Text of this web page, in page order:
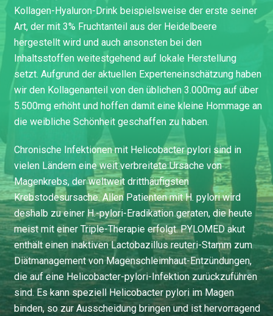
Kollagen-Hyaluron-Drink beispielsweise der erste seiner
Art, der mit 3% Fruchtanteil aus der Heidelbeere
hergestellt wird und auch ansonsten bei den
Inhaltsstoffen weitestgehend auf lokale Herstellung
setzt. Aufgrund der aktuellen Experteneinschätzung haben
wir den Kollagenanteil von den üblichen 3.000mg auf über
5.500mg erhöht und hoffen damit eine kleine Hommage an
die weibliche Schönheit geschaffen zu haben.
Chronische Infektionen mit Helicobacter pylori sind in
vielen Ländern eine weit verbreitete Ursache von
Magenkrebs, der weltweit dritthäufigsten
Krebstodesursache. Allen Patienten mit H. pylori wird
deshalb zu einer H.-pylori-Eradikation geraten, die heute
meist mit einer Triple-Therapie erfolgt. PYLOMED akut
enthält einen inaktiven Lactobazillus reuteri-Stamm zum
Diätmanagement von Magenschleimhaut-Entzündungen,
die auf eine Helicobacter-pylori-Infektion zurückzuführen
sind. Es kann speziell Helicobacter pylori im Magen
binden, so zur Ausscheidung bringen und ist hervorragend